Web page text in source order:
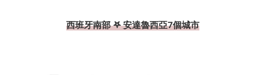
西班牙南部 𖤐 安達魯西亞7個城市